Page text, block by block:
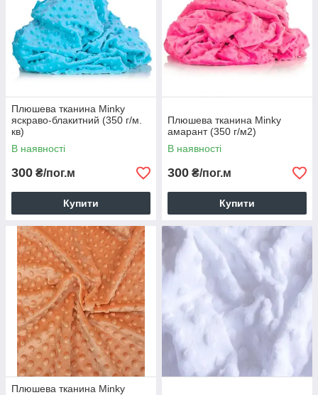
Плюшева тканина Minky
яскраво-блакитний (350 г/м.
кв)
В наявності
300 ₴/пог.м
Купити
Плюшева тканина Minky
амарант (350 г/м2)
В наявності
300 ₴/пог.м
Купити
Плюшева тканина Minky